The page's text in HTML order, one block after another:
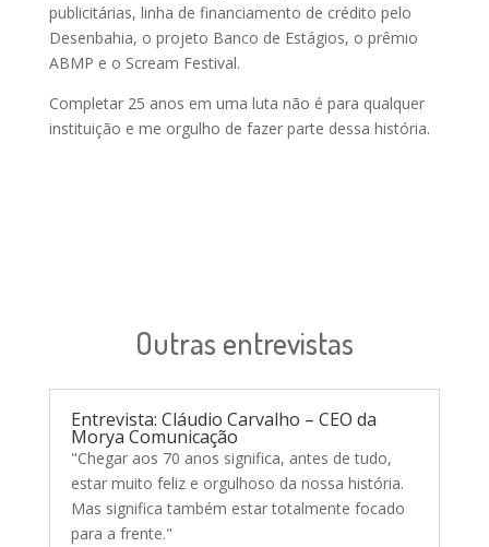
publicitárias, linha de financiamento de crédito pelo
Desenbahia, o projeto Banco de Estágios, o prêmio
ABMP e o Scream Festival.
Completar 25 anos em uma luta não é para qualquer
instituição e me orgulho de fazer parte dessa história.
Outras entrevistas
Entrevista: Cláudio Carvalho – CEO da
Morya Comunicação
"Chegar aos 70 anos significa, antes de tudo,
estar muito feliz e orgulhoso da nossa história.
Mas significa também estar totalmente focado
para a frente."